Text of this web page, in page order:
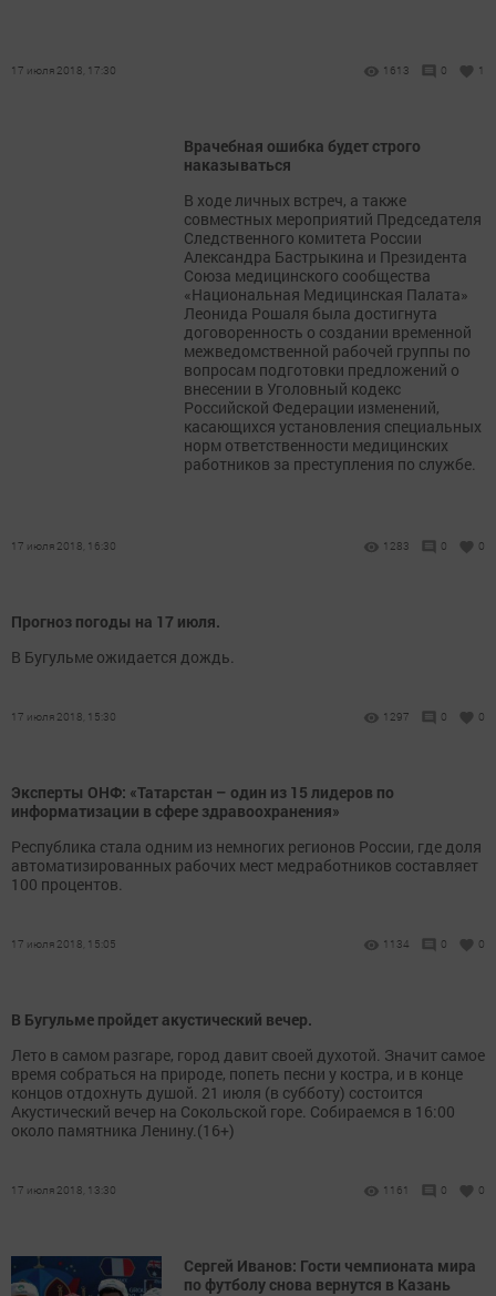
17 июля 2018, 17:30 1613 0 1
Врачебная ошибка будет строго
наказываться
В ходе личных встреч, а также
совместных мероприятий Председателя
Следственного комитета России
Александра Бастрыкина и Президента
Союза медицинского сообщества
«Национальная Медицинская Палата»
Леонида Рошаля была достигнута
договоренность о создании временной
межведомственной рабочей группы по
вопросам подготовки предложений о
внесении в Уголовный кодекс
Российской Федерации изменений,
касающихся установления специальных
норм ответственности медицинских
работников за преступления по службе.
17 июля 2018, 16:30 1283 0 0
Прогноз погоды на 17 июля.
В Бугульме ожидается дождь.
17 июля 2018, 15:30 1297 0 0
Эксперты ОНФ: «Татарстан – один из 15 лидеров по
информатизации в сфере здравоохранения»
Республика стала одним из немногих регионов России, где доля
автоматизированных рабочих мест медработников составляет
100 процентов.
17 июля 2018, 15:05 1134 0 0
В Бугульме пройдет акустический вечер.
Лето в самом разгаре, город давит своей духотой. Значит самое
время собраться на природе, попеть песни у костра, и в конце
концов отдохнуть душой. 21 июля (в субботу) состоится
Акустический вечер на Сокольской горе. Собираемся в 16:00
около памятника Ленину.(16+)
17 июля 2018, 13:30 1161 0 0
Сергей Иванов: Гости чемпионата мира
по футболу снова вернутся в Казань